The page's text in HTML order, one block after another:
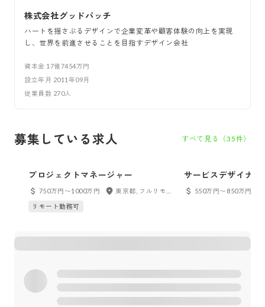
株式会社グッドパッチ
ハートを揺さぶるデザインで企業変革や顧客体験の向上を実現
し、世界を前進させることを目指すデザイン会社
資本金 17億7454万円
設立年月 2011年09月
従業員数 270人
募集している求人 すべて見る（35件）
プロジェクトマネージャー
750万円〜1000万円
リモート勤務可
サービスデザイナー
550万円〜850万円